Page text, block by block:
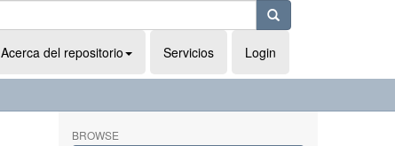
Acerca del repositorio Servicios Login
BROWSE